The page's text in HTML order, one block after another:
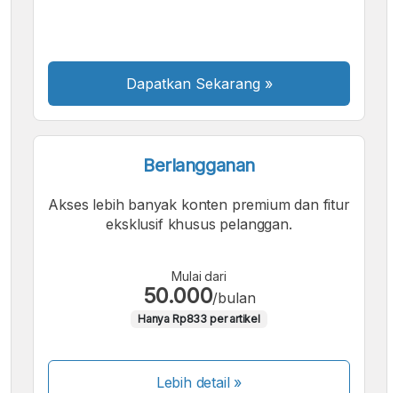
Dapatkan Sekarang »
Berlangganan
Akses lebih banyak konten premium dan fitur
eksklusif khusus pelanggan.
Mulai dari
50.000/bulan
Hanya Rp833 per artikel
Lebih detail »